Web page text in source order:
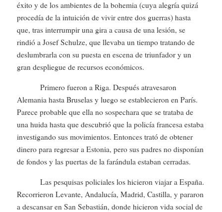
éxito y de los ambientes de la bohemia (cuya alegría quizá
procedía de la intuición de vivir entre dos guerras) hasta
que, tras interrumpir una gira a causa de una lesión, se
rindió a Josef Schulze, que llevaba un tiempo tratando de
deslumbrarla con su puesta en escena de triunfador y un
gran despliegue de recursos económicos.
Primero fueron a Riga. Después atravesaron
Alemania hasta Bruselas y luego se establecieron en París.
Parece probable que ella no sospechara que se trataba de
una huida hasta que descubrió que la policía francesa estaba
investigando sus movimientos. Entonces trató de obtener
dinero para regresar a Estonia, pero sus padres no disponían
de fondos y las puertas de la farándula estaban cerradas.
Las pesquisas policiales los hicieron viajar a España.
Recorrieron Levante, Andalucía, Madrid, Castilla, y pararon
a descansar en San Sebastián, donde hicieron vida social de